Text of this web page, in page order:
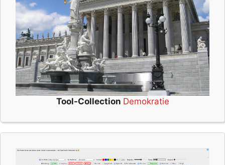
Tool-Collection Demokratie